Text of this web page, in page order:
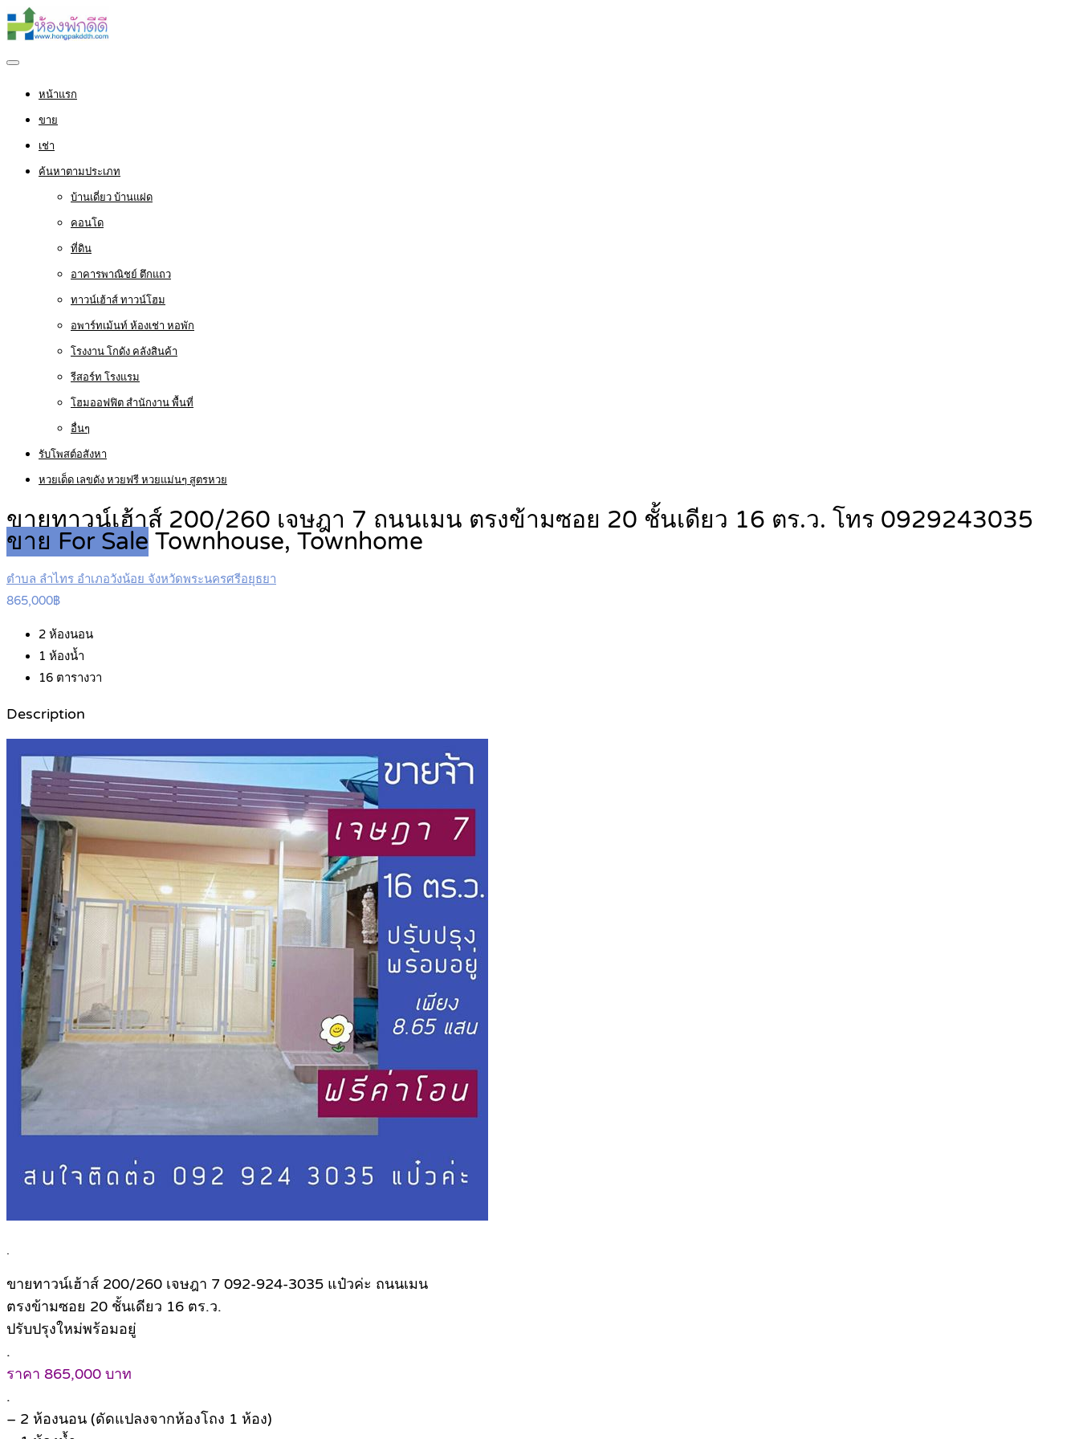
หน้าแรก
ขาย
เช่า
ค้นหาตามประเภท
บ้านเดี่ยว บ้านแฝด
คอนโด
ที่ดิน
อาคารพาณิชย์ ตึกแถว
ทาวน์เฮ้าส์ ทาวน์โฮม
อพาร์ทเม้นท์ ห้องเช่า หอพัก
โรงงาน โกดัง คลังสินค้า
รีสอร์ท โรงแรม
โฮมออฟฟิต สำนักงาน พื้นที่
อื่นๆ
รับโพสต์อสังหา
หวยเด็ด เลขดัง หวยฟรี หวยแม่นๆ สูตรหวย
ขายทาวน์เฮ้าส์ 200/260 เจษฎา 7 ถนนเมน ตรงข้ามซอย 20 ชั้นเดียว 16 ตร.ว. โทร 0929243035
ขาย For Sale Townhouse, Townhome
ตำบล ลำไทร อำเภอวังน้อย จังหวัดพระนครศรีอยุธยา
865,000฿
2 ห้องนอน
1 ห้องน้ำ
16 ตารางวา
Description
.
ขายทาวน์เฮ้าส์ 200/260 เจษฎา 7 092-924-3035 แป๋วค่ะ ถนนเมน
ตรงข้ามซอย 20 ชั้นเดียว 16 ตร.ว.
ปรับปรุงใหม่พร้อมอยู่
.
ราคา 865,000 บาท
.
– 2 ห้องนอน (ดัดแปลงจากห้องโถง 1 ห้อง)